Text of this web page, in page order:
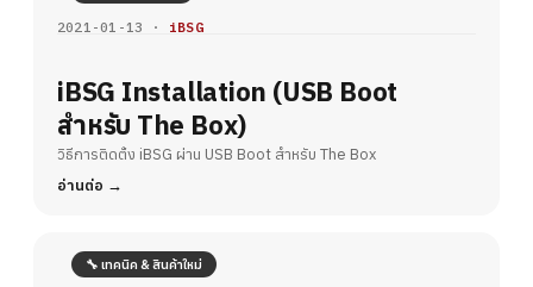
2021-01-13 · iBSG
iBSG Installation (USB Boot
สำหรับ The Box)
วิธีการติดตั้ง iBSG ผ่าน USB Boot สำหรับ The Box
อ่านต่อ
🔧 เทคนิค & สินค้าใหม่